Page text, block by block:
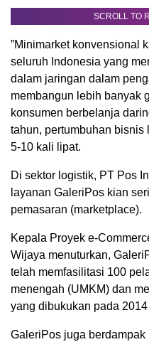
SCROLL TO
”Minimarket konvensional
seluruh Indonesia yang
dalam jaringan dalam
membangun lebih banyak
konsumen berbelanja
tahun, pertumbuhan bisnis
5-10 kali lipat.
Di sektor logistik, PT Pos
layanan GaleriPos kian
pemasaran (marketplace).
Kepala Proyek e-
Wijaya menuturkan,
telah memfasilitasi 100
menengah (UMKM) dan
yang dibukukan pada
GaleriPos juga